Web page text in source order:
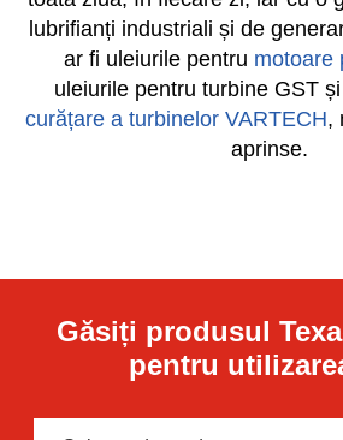
autovehicule fac ca roțile
toată ziua, în fiecare zi, iar cu o
lubrifianți industriali și de
ar fi uleiurile pentrumotoare
uleiurile pentru turbine GST și
Găsiți produsul
pentru